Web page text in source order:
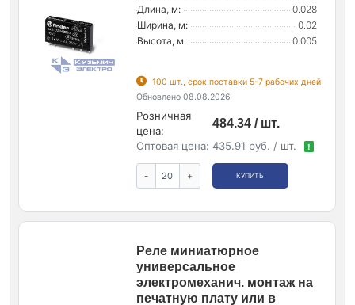
Длина, м:
0.028
Ширина, м:
0.02
Высота, м:
0.005
100 шт., срок поставки 5-7 рабочих дней
Обновлено 08.08.2026
Розничная
цена:
484.34 / шт.
Оптовая цена: 435.91 руб. / шт. !
- + КУПИТЬ
Реле миниатюрное
универсальное
электромеханич. монтаж на
печатную плату или в